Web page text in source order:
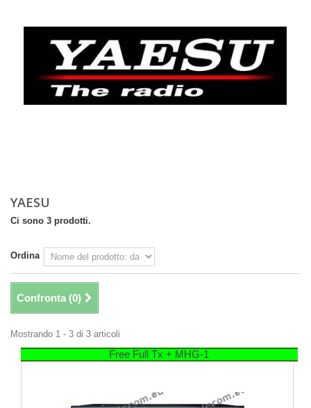
YAESU
Ci sono 3 prodotti.
Ordina
Confronta (0)
Mostrando 1 - 3 di 3 articoli
Free Full Tx + MHG-1